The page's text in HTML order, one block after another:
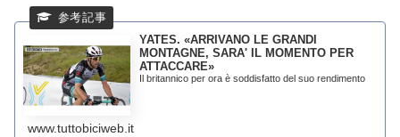
YATES. «ARRIVANO LE GRANDI
MONTAGNE, SARA' IL MOMENTO PER
ATTACCARE»
Il britannico per ora è soddisfatto del suo rendimento
www.tuttobiciweb.it